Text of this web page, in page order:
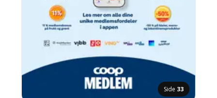
Side 33